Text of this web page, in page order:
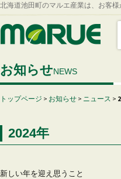
北海道池田町のマルエ産業は、お客
お知らせNEWS
トップページ > お知らせ > ニュース >
2024年
新しい年を迎え思うこと